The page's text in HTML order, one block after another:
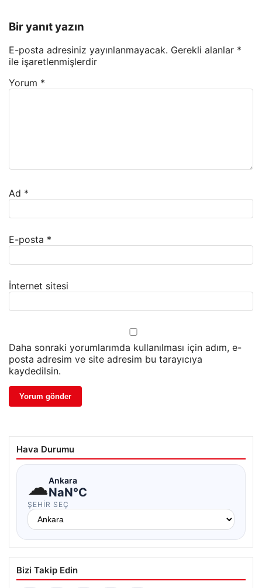
Bir yanıt yazın
E-posta adresiniz yayınlanmayacak. Gerekli alanlar *
ile işaretlenmişlerdir
Yorum *
Ad *
E-posta *
İnternet sitesi
Daha sonraki yorumlarımda kullanılması için adım, e-
posta adresim ve site adresim bu tarayıcıya
kaydedilsin.
Hava Durumu
☁Ankara
NaN°C
ŞEHIR SEÇ
Bizi Takip Edin